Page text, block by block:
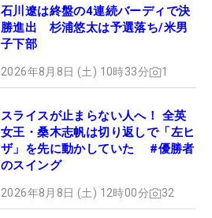
石川遼は終盤の4連続バーディで決
勝進出 杉浦悠太は予選落ち/米男
子下部
2026年8月8日 (土) 10時33分 1
スライスが止まらない人へ！ 全英
女王・桑木志帆は切り返しで「左ヒ
ザ」を先に動かしていた #優勝者
のスイング
2026年8月8日 (土) 12時00分 32